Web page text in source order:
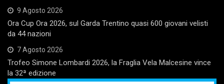
9 Agosto 2026
Ora Cup Ora 2026, sul Garda Trentino quasi 600 giovani velisti
da 44 nazioni
7 Agosto 2026
Trofeo Simone Lombardi 2026, la Fraglia Vela Malcesine vince
la 32ª edizione